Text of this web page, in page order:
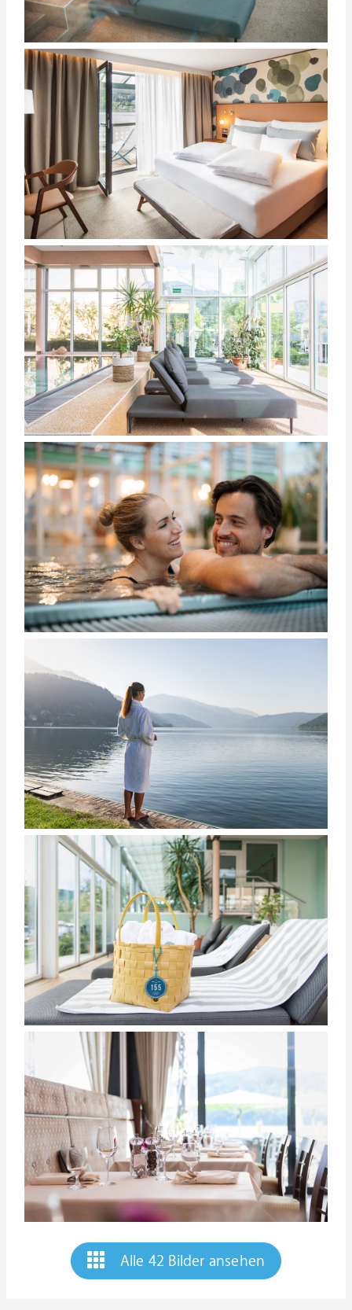
Alle 42 Bilder ansehen